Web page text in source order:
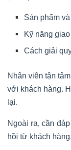
Bạn cần hiểu rõ
Điều này có thể
Tìm hiểu thị
Khảo sát